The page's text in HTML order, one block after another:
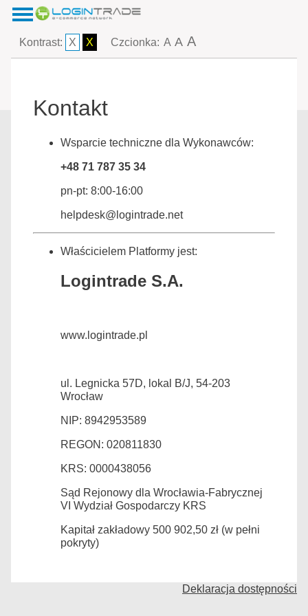
Kontrast: X X Czcionka: A A A
Kontakt
Wsparcie techniczne dla Wykonawców:
+48 71 787 35 34
pn-pt: 8:00-16:00
helpdesk@logintrade.net
Właścicielem Platformy jest:
Logintrade S.A.
www.logintrade.pl
ul. Legnicka 57D, lokal B/J, 54-203
Wrocław
NIP: 8942953589
REGON: 020811830
KRS: 0000438056
Sąd Rejonowy dla Wrocławia-Fabrycznej
VI Wydział Gospodarczy KRS
Kapitał zakładowy 500 902,50 zł (w pełni
pokryty)
Deklaracja dostępności